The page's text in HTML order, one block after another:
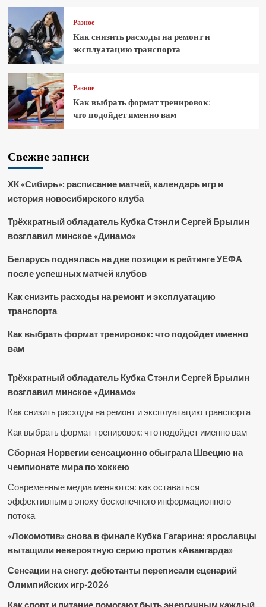
Разное
Как снизить расходы на ремонт и
эксплуатацию транспорта
Разное
Как выбрать формат тренировок:
что подойдет именно вам
Свежие записи
ХК «Сибирь»: расписание матчей, календарь игр и
история новосибирского клуба
Трёхкратный обладатель Кубка Стэнли Сергей Брылин
возглавил минское «Динамо»
Беларусь поднялась на две позиции в рейтинге УЕФА
после успешных матчей клубов
Как снизить расходы на ремонт и эксплуатацию
транспорта
Как выбрать формат тренировок: что подойдет именно
вам
Трёхкратный обладатель Кубка Стэнли Сергей Брылин
возглавил минское «Динамо»
Как снизить расходы на ремонт и эксплуатацию транспорта
Как выбрать формат тренировок: что подойдет именно вам
Сборная Норвегии сенсационно обыграла Швецию на
чемпионате мира по хоккею
Современные медиа меняются: как оставаться
эффективным в эпоху бесконечного информационного
потока
«Локомотив» снова в финале Кубка Гагарина: ярославцы
вытащили невероятную серию против «Авангарда»
Сенсации на снегу: дебютанты переписали сценарий
Олимпийских игр-2026